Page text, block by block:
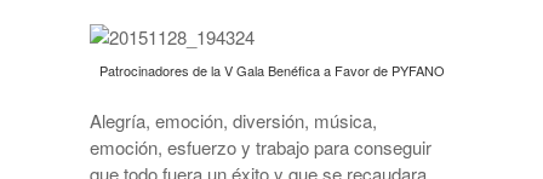
Patrocinadores de la V Gala Benéfica a Favor de PYFANO
Alegría, emoción, diversión, música,
emoción, esfuerzo y trabajo para conseguir
que todo fuera un éxito y que se recaudara